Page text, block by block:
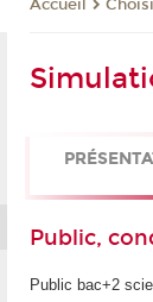
Accueil
Public,
Public bac+2